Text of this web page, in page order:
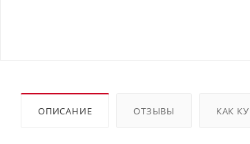
ОПИСАНИЕ ОТЗЫВЫ КАК